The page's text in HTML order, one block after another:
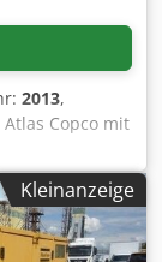
2013,
Copco mit
Ort ist
Kleinanzeige